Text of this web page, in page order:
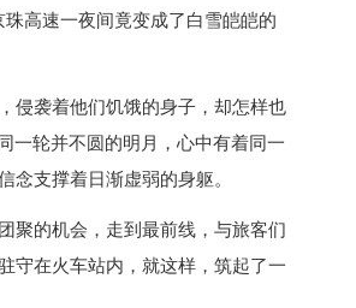
高速一夜间竟变成了白雪皑皑的
侵袭着他们饥饿的身子，却怎样也
一轮并不圆的明月，心中有着同一
念支撑着日渐虚弱的身躯。
聚的机会，走到最前线，与旅客们
守在火车站内，就这样，筑起了一